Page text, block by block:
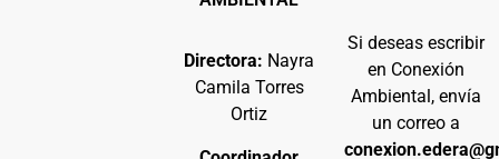
Directora: Nayra
Camila Torres
Ortiz
Si deseas escribir
en Conexión
Ambiental, envía
un correo a